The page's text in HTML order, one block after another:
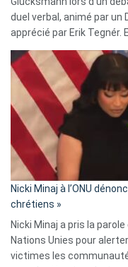
duel verbal, animé par un
apprécié par Erik Tegnér.
Nicki Minaj à l’ONU
chrétiens »
Nicki Minaj a pris la
Nations Unies pour
victimes les